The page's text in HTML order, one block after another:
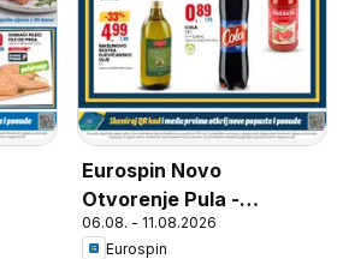
Eurospin Novo
Otvorenje Pula -
Tršćanska
06.08. - 11.08.2026
Eurospin